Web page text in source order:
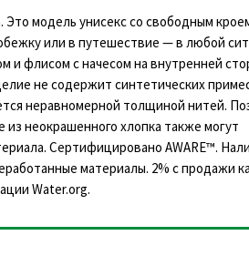
Это модель унисекс со свободным
или в путешествие — в любой
флисом с начесом на внутренней
не содержит синтетических
неравномерной толщиной нитей.
неокрашенного хлопка также могут
Сертифицировано AWARE™.
материалы. 2% с продажи
Water.org.